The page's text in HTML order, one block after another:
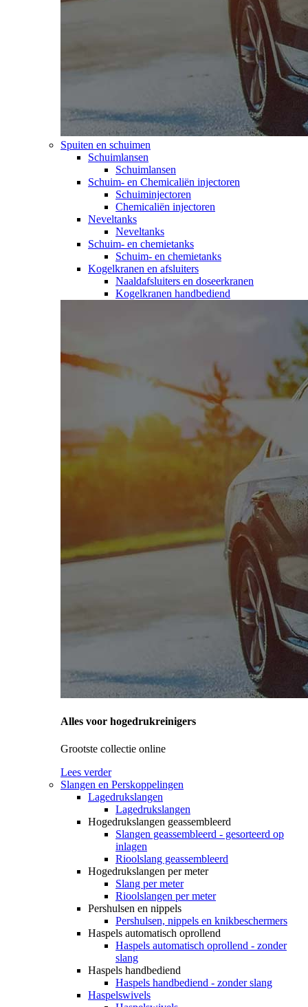
Spuiten en schuimen
Schuimlansen
Schuimlansen
Schuim- en Chemicaliën injectoren
Schuiminjectoren
Chemicaliën injectoren
Neveltanks
Neveltanks
Schuim- en chemietanks
Schuim- en chemietanks
Kogelkranen en afsluiters
Naaldafsluiters en doseerkranen
Kogelkranen handbediend
Alles voor hogedrukreinigers
Grootste collectie online
Lees verder
Slangen en Perskoppelingen
Lagedrukslangen
Lagedrukslangen
Hogedrukslangen geassembleerd
Slangen geassembleerd - gesorteerd op
inlagen
Rioolslang geassembleerd
Hogedrukslangen per meter
Slang per meter
Rioolslangen per meter
Pershulsen en nippels
Pershulsen, nippels en knikbeschermers
Haspels automatisch oprollend
Haspels automatisch oprollend - zonder
slang
Haspels handbediend
Haspels handbediend - zonder slang
Haspelswivels